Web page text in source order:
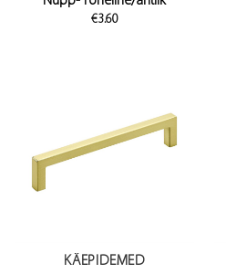
€3.60
KÄEPIDEMED